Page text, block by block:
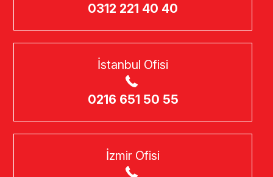
0312 221 40 40
İstanbul Ofisi
0216 651 50 55
İzmir Ofisi